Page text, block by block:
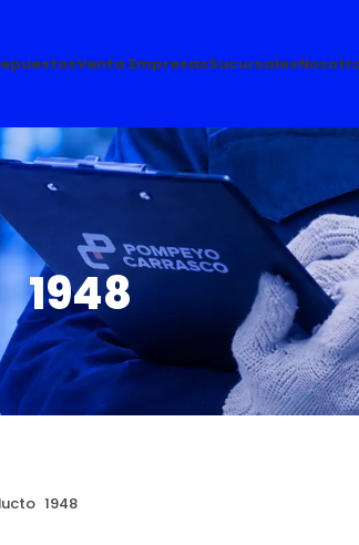
Venta EmpresasSucursales
1948
1948